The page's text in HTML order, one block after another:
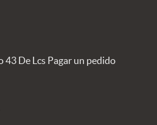
Pagar un pedido